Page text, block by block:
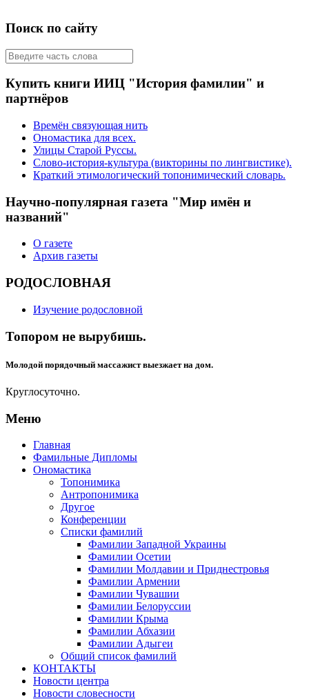
Поиск по сайту
Купить книги ИИЦ "История фамилии" и
партнёров
Времён связующая нить
Ономастика для всех.
Улицы Старой Руссы.
Слово-история-культура (викторины по лингвистике).
Краткий этимологический топонимический словарь.
Научно-популярная газета "Мир имён и
названий"
О газете
Архив газеты
РОДОСЛОВНАЯ
Изучение родословной
Топором не вырубишь.
Молодой порядочный массажист выезжает на дом.
Круглосуточно.
Меню
Главная
Фамильные Дипломы
Ономастика
Топонимика
Антропонимика
Другое
Конференции
Списки фамилий
Фамилии Западной Украины
Фамилии Осетии
Фамилии Молдавии и Приднестровья
Фамилии Армении
Фамилии Чувашии
Фамилии Белоруссии
Фамилии Крыма
Фамилии Абхазии
Фамилии Адыгеи
Общий список фамилий
КОНТАКТЫ
Новости центра
Новости словесности